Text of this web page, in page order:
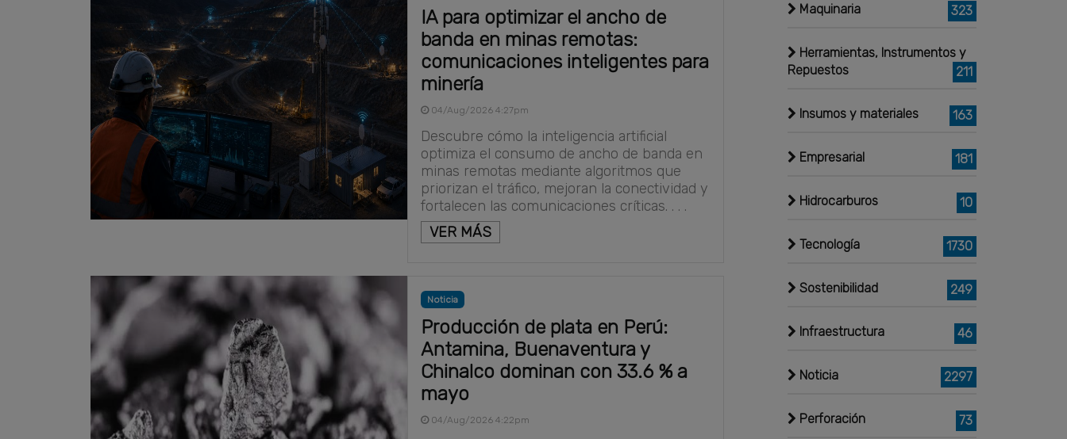
IA para optimizar el ancho de
banda en minas remotas:
comunicaciones inteligentes para
minería
04/Aug/2026 4:27pm
Descubre cómo la inteligencia artificial
optimiza el consumo de ancho de banda en
minas remotas mediante algoritmos que
priorizan el tráfico, mejoran la conectividad y
fortalecen las comunicaciones críticas. . . .
VER MÁS
Noticia
Producción de plata en Perú:
Antamina, Buenaventura y
Chinalco dominan con 33.6 % a
mayo
04/Aug/2026 4:22pm
Maquinaria 323
Herramientas, Instrumentos y
Repuestos
211
Insumos y materiales 163
Empresarial 181
Hidrocarburos 10
Tecnología 1730
Sostenibilidad 249
Infraestructura 46
Noticia 2297
Perforación 73